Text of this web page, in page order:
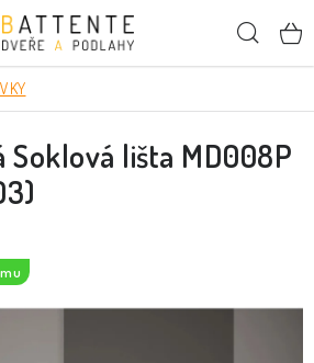
Soklová lišta MD008P